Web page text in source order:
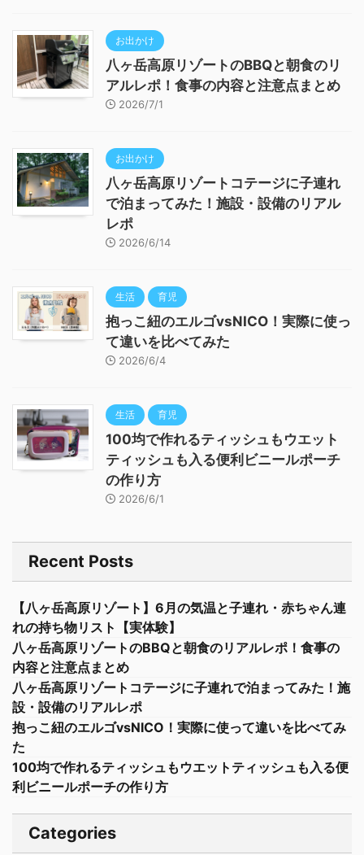
お出かけ
八ヶ岳高原リゾートのBBQと朝食のリ
アルレポ！食事の内容と注意点まとめ
2026/7/1
お出かけ
八ヶ岳高原リゾートコテージに子連れ
で泊まってみた！施設・設備のリアル
レポ
2026/6/14
生活 育児
抱っこ紐のエルゴvsNICO！実際に使っ
て違いを比べてみた
2026/6/4
生活 育児
100均で作れるティッシュもウエット
ティッシュも入る便利ビニールポーチ
の作り方
2026/6/1
Recent Posts
【八ヶ岳高原リゾート】6月の気温と子連れ・赤ちゃん連
れの持ち物リスト【実体験】
八ヶ岳高原リゾートのBBQと朝食のリアルレポ！食事の
内容と注意点まとめ
八ヶ岳高原リゾートコテージに子連れで泊まってみた！施
設・設備のリアルレポ
抱っこ紐のエルゴvsNICO！実際に使って違いを比べてみ
た
100均で作れるティッシュもウエットティッシュも入る便
利ビニールポーチの作り方
Categories